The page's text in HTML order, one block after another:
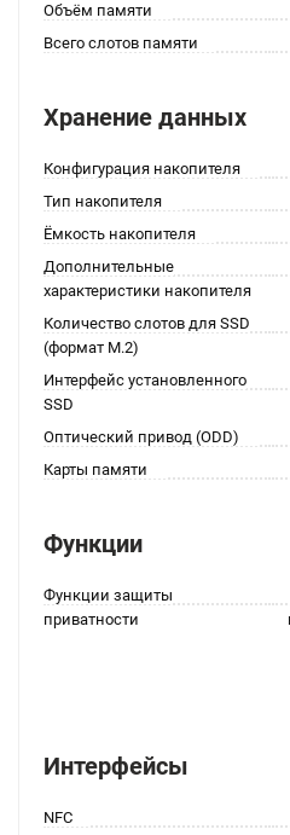
Объём памяти
Всего слотов памяти
Хранение данных
Конфигурация накопителя
Тип накопителя
Ёмкость накопителя
Дополнительные
характеристики накопителя
Количество слотов для SSD
(формат M.2)
Интерфейс установленного
SSD
Оптический привод (ODD)
Карты памяти
Функции
Функции защиты
приватности
Интерфейсы
NFC